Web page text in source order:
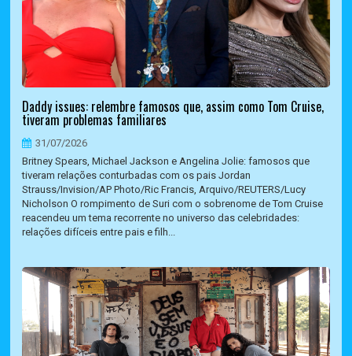
Daddy issues: relembre famosos que, assim como Tom Cruise,
tiveram problemas familiares
31/07/2026
Britney Spears, Michael Jackson e Angelina Jolie: famosos que
tiveram relações conturbadas com os pais Jordan
Strauss/Invision/AP Photo/Ric Francis, Arquivo/REUTERS/Lucy
Nicholson O rompimento de Suri com o sobrenome de Tom Cruise
reacendeu um tema recorrente no universo das celebridades:
relações difíceis entre pais e filh...